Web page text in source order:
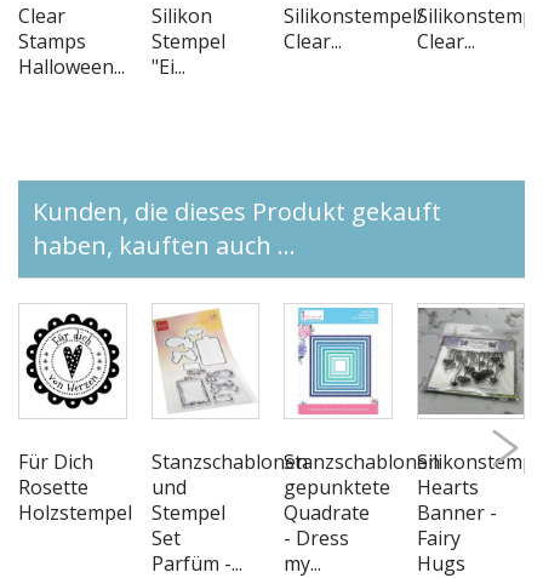
Clear
Stamps
Halloween...
Silikon
Stempel
"Ei...
Silikonstempel/
Clear...
Clear...
Kunden, die dieses Produkt gekauft
haben, kauften auch ...
Für Dich
Rosette
Holzstempel
Stanzschablonen
und
Stempel
Set
Parfüm -...
Stanzschablonen
gepunktete
Quadrate
- Dress
my...
Hearts
Banner -
Fairy
Hugs